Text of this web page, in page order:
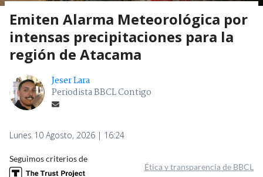
Emiten Alarma Meteorológica por
intensas precipitaciones para la
región de Atacama
Jeser Lara
Periodista BBCL Contigo
Lunes 10 Agosto, 2026 | 16:24
Seguimos criterios de
Ética y transparencia de BBCL